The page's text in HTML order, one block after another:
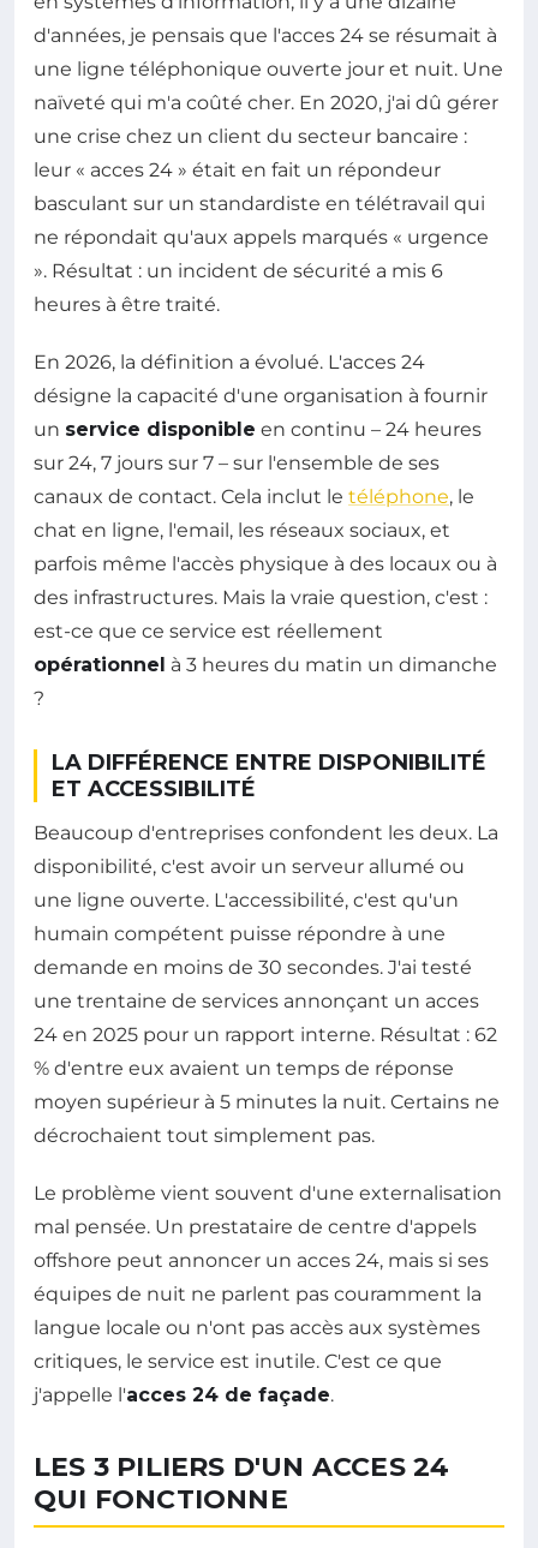
d'années, je pensais que l'acces 24 se résumait à
une ligne téléphonique ouverte jour et nuit. Une
naïveté qui m'a coûté cher. En 2020, j'ai dû gérer
une crise chez un client du secteur bancaire :
leur « acces 24 » était en fait un répondeur
basculant sur un standardiste en télétravail qui
ne répondait qu'aux appels marqués « urgence
». Résultat : un incident de sécurité a mis 6
heures à être traité.
En 2026, la définition a évolué. L'acces 24
désigne la capacité d'une organisation à fournir
un service disponible en continu – 24 heures
sur 24, 7 jours sur 7 – sur l'ensemble de ses
canaux de contact. Cela inclut le téléphone, le
chat en ligne, l'email, les réseaux sociaux, et
parfois même l'accès physique à des locaux ou à
des infrastructures. Mais la vraie question, c'est :
est-ce que ce service est réellement
opérationnel à 3 heures du matin un dimanche
?
LA DIFFÉRENCE ENTRE DISPONIBILITÉ
ET ACCESSIBILITÉ
Beaucoup d'entreprises confondent les deux. La
disponibilité, c'est avoir un serveur allumé ou
une ligne ouverte. L'accessibilité, c'est qu'un
humain compétent puisse répondre à une
demande en moins de 30 secondes. J'ai testé
une trentaine de services annonçant un acces
24 en 2025 pour un rapport interne. Résultat : 62
% d'entre eux avaient un temps de réponse
moyen supérieur à 5 minutes la nuit. Certains ne
décrochaient tout simplement pas.
Le problème vient souvent d'une externalisation
mal pensée. Un prestataire de centre d'appels
offshore peut annoncer un acces 24, mais si ses
équipes de nuit ne parlent pas couramment la
langue locale ou n'ont pas accès aux systèmes
critiques, le service est inutile. C'est ce que
j'appelle l'acces 24 de façade.
LES 3 PILIERS D'UN ACCES 24
QUI FONCTIONNE